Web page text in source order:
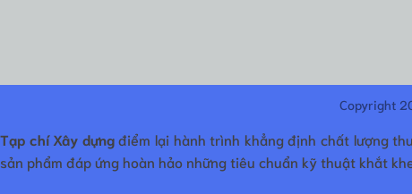
Copyright
Tạp chí Xây dựngđiểm lại hành trình khẳng định chất lượng
sản phẩm đáp ứng hoàn hảo những tiêu chuẩn kỹ thuật khắt